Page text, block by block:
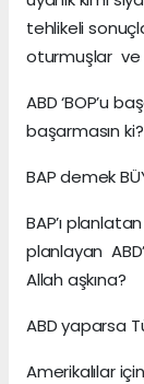
tehlikeli
oturmuşlar ve
ABD ‘BOP’u
başarmasın ki?
BAP demek
BAP’ı
planlayan
Allah aşkına?
ABD yaparsa
Amerikalılar